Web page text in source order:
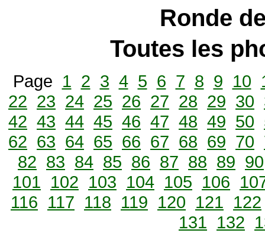
Ronde
Toutes les
Page 1 2 3 4 5 6 7 8 9 10
22 23 24 25 26 27 28 29 30
42 43 44 45 46 47 48 49 50
62 63 64 65 66 67 68 69 70
82 83 84 85 86 87 88 89 90
101 102 103 104 105 106
116 117 118 119 120 121 122
131 132